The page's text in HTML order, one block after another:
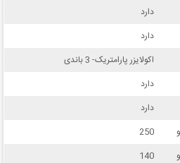
دارد
دارد
اکولایزر پارامتریک- 3 باندی
دارد
دارد
250
140